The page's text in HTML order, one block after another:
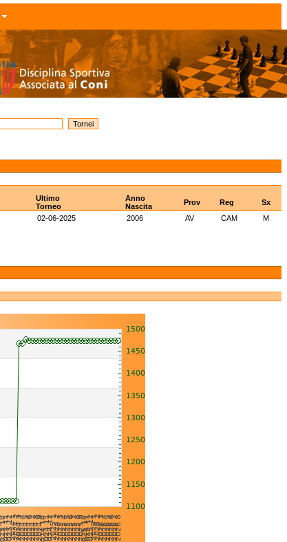
Ultimo
Torneo
Anno
Nascita
Prov Reg
Sx
02-06-2025 2006 AV CAM
M